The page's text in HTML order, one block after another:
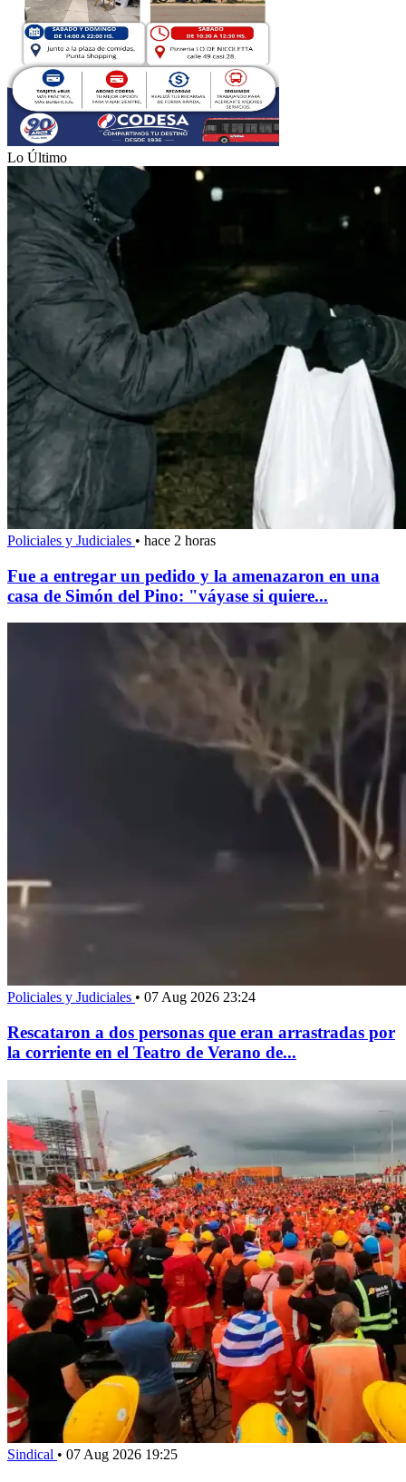
Lo Último
Policiales y Judiciales • hace 2 horas
Fue a entregar un pedido y la amenazaron en una
casa de Simón del Pino: "váyase si quiere...
Policiales y Judiciales • 07 Aug 2026 23:24
Rescataron a dos personas que eran arrastradas por
la corriente en el Teatro de Verano de...
Sindical • 07 Aug 2026 19:25